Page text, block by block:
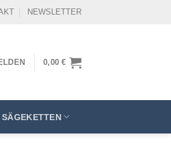
NEWSLETTER
0,00€